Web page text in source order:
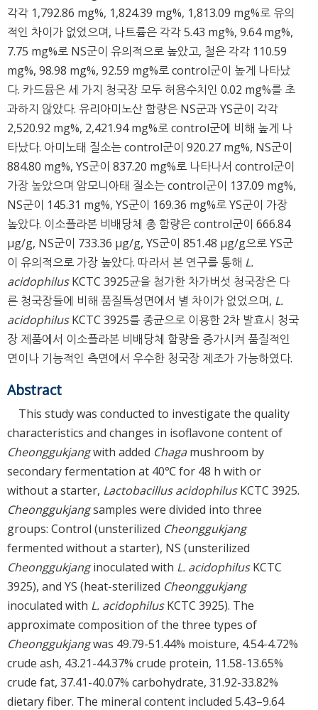
각각 1,792.86 mg%, 1,824.39 mg%, 1,813.09 mg%로 유의
적인 차이가 없었으며, 나트륨은 각각 5.43 mg%, 9.64 mg%,
7.75 mg%로 NS군이 유의적으로 높았고, 철은 각각 110.59
mg%, 98.98 mg%, 92.59 mg%로 control군이 높게 나타났
다. 카드뮴은 세 가지 청국장 모두 허용수치인 0.02 mg%를 초
과하지 않았다. 유리아미노산 함량은 NS군과 YS군이 각각
2,520.92 mg%, 2,421.94 mg%로 control군에 비해 높게 나
타났다. 아미노태 질소는 control군이 920.27 mg%, NS군이
884.80 mg%, YS군이 837.20 mg%로 나타나서 control군이
가장 높았으며 암모니아태 질소는 control군이 137.09 mg%,
NS군이 145.31 mg%, YS군이 169.36 mg%로 YS군이 가장
높았다. 이소플라본 비배당체 총 함량은 control군이 666.84
μg/g, NS군이 733.36 μg/g, YS군이 851.48 μg/g으로 YS군
이 유의적으로 가장 높았다. 따라서 본 연구를 통해 L.
acidophilusKCTC 3925균을 첨가한 차가버섯 청국장은 다
른 청국장들에 비해 품질특성면에서 별 차이가 없었으며, L.
acidophilusKCTC 3925를 종균으로 이용한 2차 발효시 청국
장 제품에서 이소플라본 비배당체 함량을 증가시켜 품질적인
면이나 기능적인 측면에서 우수한 청국장 제조가 가능하였다.
Abstract
This study was conducted to investigate the quality
characteristics and changes in isoflavone content of
Cheonggukjangwith added Chagamushroom by
secondary fermentation at 40℃ for 48 h with or
without a starter, Lactobacillus acidophilusKCTC 3925.
Cheonggukjangsamples were divided into three
groups: Control (unsterilized Cheonggukjang
fermented without a starter), NS (unsterilized
Cheonggukjanginoculated with L. acidophilusKCTC
3925), and YS (heat-sterilized Cheonggukjang
inoculated with L. acidophilusKCTC 3925). The
approximate composition of the three types of
Cheonggukjangwas 49.79-51.44% moisture, 4.54-4.72%
crude ash, 43.21-44.37% crude protein, 11.58-13.65%
crude fat, 37.41-40.07% carbohydrate, 31.92-33.82%
dietary fiber. The mineral content included 5.43–9.64